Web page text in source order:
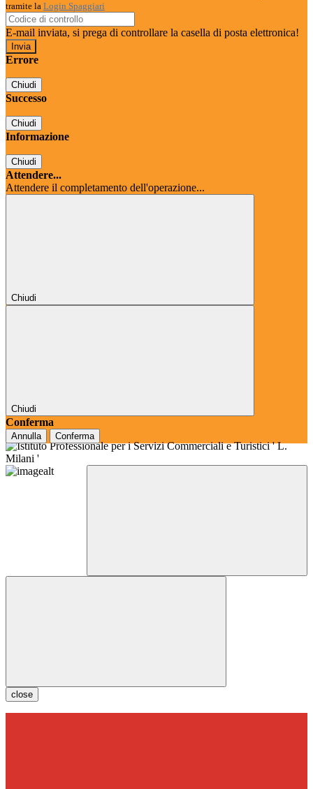
tramite la Login Spaggiari
E-mail inviata, si prega di controllare la casella di posta elettronica!
Errore
Chiudi
Successo
Chiudi
Informazione
Chiudi
Attendere...
Attendere il completamento dell'operazione...
Chiudi
Chiudi
Conferma
Annulla Conferma
close